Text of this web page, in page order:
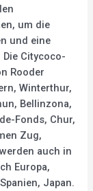
um die
und eine
Citycoco-
Rooder
Winterthur,
Bellinzona,
Fonds, Chur,
Zug,
auch in
Europa,
Japan.